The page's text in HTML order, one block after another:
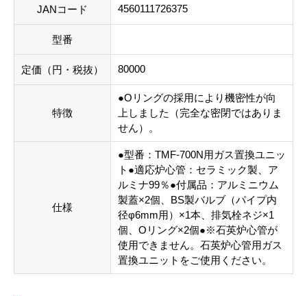
JANコード 4560111726375
型番
定価（円・税抜） 80000
特徴
●Oリングの採用により機密性が向
上しました（完全な密閉ではありま
せん）。
仕様
●型番：TMF-700N用ガス置換ユニッ
ト●適応炉心管：セラミック製、ア
ルミナ99％●付属品：アルミニウム
製蓋×2個、BS製バルブ（パイプ内
径φ6mm用）×1本、排気栓ネジ×1
個、Oリング×2個●※石英炉心管が
使用できません。石英炉心管用ガス
置換ユニットをご使用ください。